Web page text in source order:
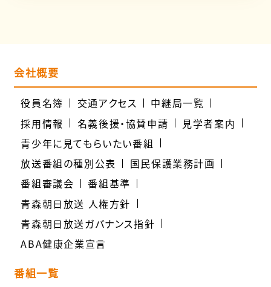
会社概要
役員名簿 交通アクセス
中継局一覧
採用情報
名義後援・協賛申請
見学者案内
青少年に見てもらいたい番組
放送番組の種別公表
国民保護業務計画
番組審議会
番組基準
青森朝日放送 人権方針
青森朝日放送ガバナンス指針
ABA健康企業宣言
番組一覧